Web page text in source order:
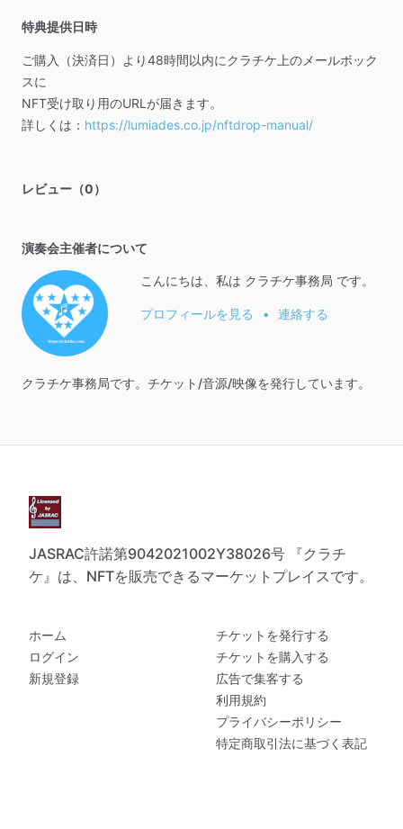
特典提供日時
ご購入（決済日）より48時間以内にクラチケ上のメールボック
スに
NFT受け取り用のURLが届きます。
詳しくは： https://lumiades.co.jp/nftdrop-manual/
レビュー（0）
演奏会主催者について
こんにちは、私は クラチケ事務局 です。
プロフィールを見る • 連絡する
クラチケ事務局です。チケット ​/​音源​/​映像を発行しています。
JASRAC許諾第9042021002Y38026号 『クラチ
ケ』は、NFTを販売できるマーケットプレイスです。
ホーム
ログイン
新規登録
チケットを発行する
チケットを購入する
広告で集客する
利用規約
プライバシーポリシー
特定商取引法に基づく表記